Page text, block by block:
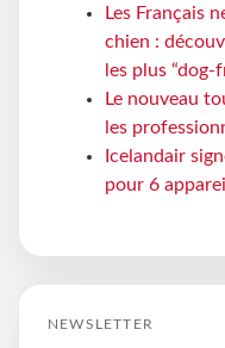
Les Français
chien :
les plus “dog-
Le nouveau
les
Icelandair
pour 6
NEWSLETTER